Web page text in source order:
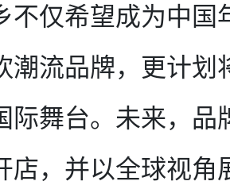
不仅希望成为中国
潮流品牌，更计划
际舞台。未来，品
店，并以全球视角